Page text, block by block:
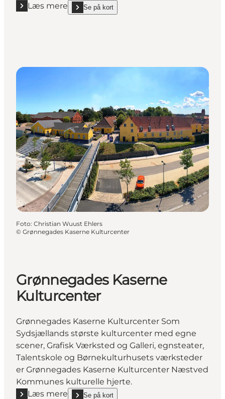
Læs mere
Læs mere "Dansk Cykel & Knallert Museum"
Se på kort
show Dansk Cykel & Knallert Museum on_map
Foto: Christian Wuust Ehlers
© Grønnegades Kaserne Kulturcenter
Grønnegades Kaserne
Kulturcenter
Grønnegades Kaserne Kulturcenter Som
Sydsjællands største kulturcenter med egne
scener, Grafisk Værksted og Galleri, egnsteater,
Talentskole og Børnekulturhusets værksteder
er Grønnegades Kaserne Kulturcenter Næstved
Kommunes kulturelle hjerte.
Læs mere
Se på kort